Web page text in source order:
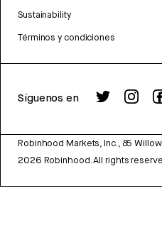
Sustainability
Términos y condiciones
Síguenos en
Robinhood Markets, Inc., 85
2026 Robinhood. All rights